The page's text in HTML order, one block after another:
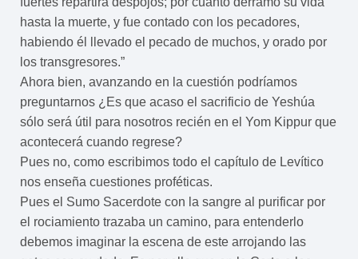
hasta la muerte, y fue contado con los pecadores,
habiendo él llevado el pecado de muchos, y orado por
los transgresores.”
Ahora bien, avanzando en la cuestión podríamos
preguntarnos ¿Es que acaso el sacrificio de Yeshúa
sólo será útil para nosotros recién en el Yom Kippur que
acontecerá cuando regrese?
Pues no, como escribimos todo el capítulo de Levítico
nos enseña cuestiones proféticas.
Pues el Sumo Sacerdote con la sangre al purificar por
el rociamiento trazaba un camino, para entenderlo
debemos imaginar la escena de este arrojando las